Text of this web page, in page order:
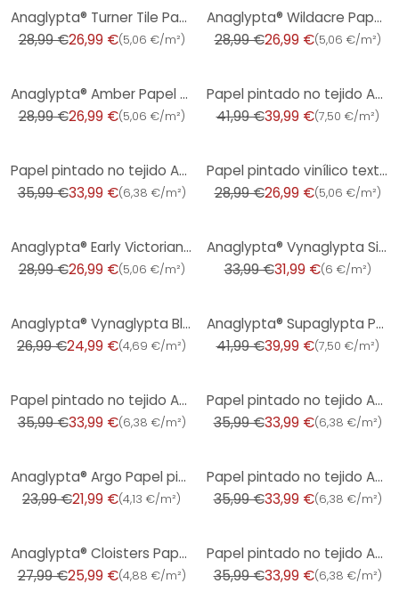
Anaglypta® Turner Tile Papel pintado vinílico texturado de lujo, pintable, blanco
28,99 €26,99 €(5,06 €/m²)
Anaglypta® Wildacre Papel pintado vinílico texturado de lujo, pintable, blanco
28,99 €26,99 €(5,06 €/m²)
Anaglypta® Amber Papel pintado vinílico texturado de lujo, pintable, blanco
28,99 €26,99 €(5,06 €/m²)
Papel pintado no tejido Anaglypta® Supaglypta Spencer Victorian, pintable, blanco
41,99 €39,99 €(7,50 €/m²)
Papel pintado no tejido Anaglypta® Brick Baker Street en aspecto de ladrillo vintage rojo, gris
35,99 €33,99 €(6,38 €/m²)
Papel pintado vinílico texturado Anaglypta® High Trad Luxury, pintable, blanco
28,99 €26,99 €(5,06 €/m²)
Anaglypta® Early Victorian Papel pintado vinílico texturado de lujo, pintable, blanco
28,99 €26,99 €(5,06 €/m²)
Anaglypta® Vynaglypta Silver Shadow papel pintado vinílico textura plata autoadhesivo
33,99 €31,99 €(6 €/m²)
Anaglypta® Vynaglypta Black Shadow papel pintado vinílico texturado despegable gris, negro
26,99 €24,99 €(4,69 €/m²)
Anaglypta® Supaglypta Papel pintado tejido-no-tejido con diseño Inca, pintable, blanco
41,99 €39,99 €(7,50 €/m²)
Papel pintado no tejido Anaglypta® Brick Princess Street en aspecto de ladrillo vintage gris, blanco
35,99 €33,99 €(6,38 €/m²)
Papel pintado no tejido Anaglypta® Brick Abbey Road en aspecto de ladrillo vintage rojo, beige
35,99 €33,99 €(6,38 €/m²)
Anaglypta® Argo Papel pintado vinílico texturado de lujo, pintable, blanco
23,99 €21,99 €(4,13 €/m²)
Papel pintado no tejido Anaglypta® Brick Bedford Square en aspecto de ladrillo vintage gris, negro
35,99 €33,99 €(6,38 €/m²)
Anaglypta® Cloisters Papel pintado vinílico texturado de lujo, pintable, blanco
27,99 €25,99 €(4,88 €/m²)
Papel pintado no tejido Anaglypta® Brick Carnaby Street en aspecto ladrillo vintage blanco, gris
35,99 €33,99 €(6,38 €/m²)